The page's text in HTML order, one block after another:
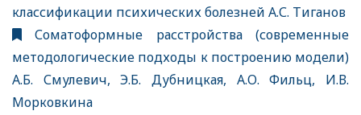
классификации психических болезней А.С. Тиганов
Соматоформные расстройства (современные
методологические подходы к построению модели)
А.Б. Смулевич, Э.Б. Дубницкая, А.О. Фильц, И.В.
Морковкина